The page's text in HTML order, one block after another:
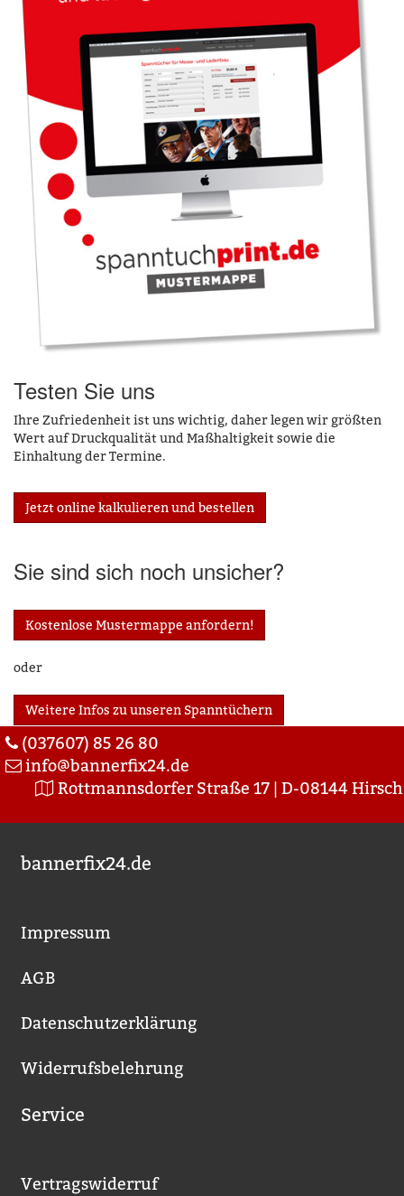
Testen Sie uns
Ihre Zufriedenheit ist uns wichtig, daher legen wir größten
Wert auf Druckqualität und Maßhaltigkeit sowie die
Einhaltung der Termine.
Jetzt online kalkulieren und bestellen
Sie sind sich noch unsicher?
Kostenlose Mustermappe anfordern!
oder
Weitere Infos zu unseren Spanntüchern
(037607) 85 26 80
info@bannerfix24.de
Rottmannsdorfer Straße 17 | D-08144
bannerfix24.de
Impressum
AGB
Datenschutzerklärung
Widerrufsbelehrung
Service
Vertragswiderruf